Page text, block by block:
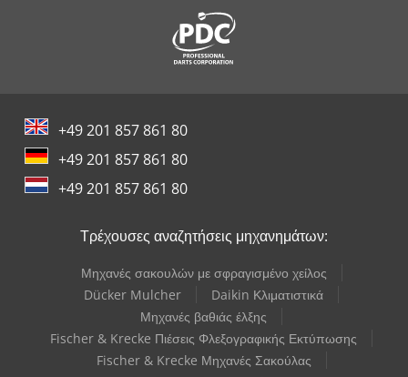
+49 201 857 861 80
+49 201 857 861 80
+49 201 857 861 80
Τρέχουσες αναζητήσεις μηχανημάτων:
Μηχανές σακουλών με σφραγισμένο χείλος
Dücker Mulcher
Daikin Κλιματιστικά
Μηχανές βαθιάς έλξης
Fischer & Krecke Πιέσεις Φλεξογραφικής Εκτύπωσης
Fischer & Krecke Μηχανές Σακούλας